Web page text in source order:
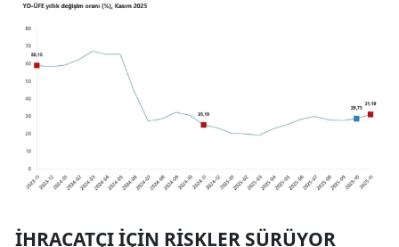
İHRACATÇI IÇIN RISKLER SÜRÜYOR